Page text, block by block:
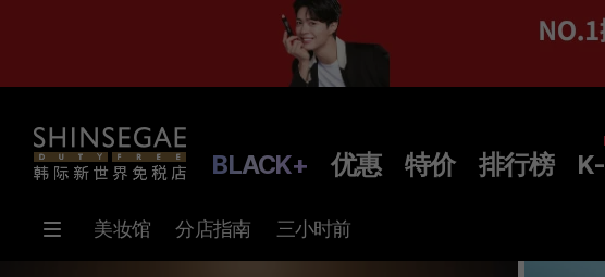
BLACK+ 优惠 特价 排行榜
美妆馆 分店指南 三小时前